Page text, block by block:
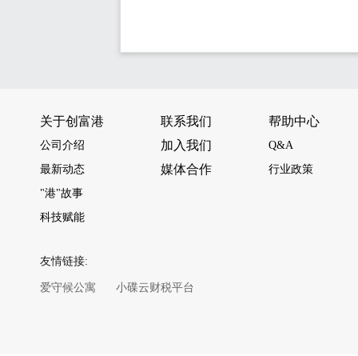
关于创富港
公司介绍
最新动态
"港"故事
科技赋能
联系我们
加入我们
媒体合作
帮助中心
Q&A
行业政策
友情链接:
爱守候公寓 小碟云财税平台